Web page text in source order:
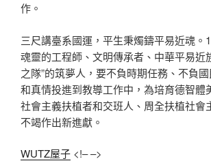
作。
三尺講臺系國運，平生秉燭鑄平易近魂。
魂靈的工程師、文明傳承者、中華平易近
之隊”的筑夢人，要不負時期任務、不負
和真情投進到教導工作中，為培育德智體
社會主義扶植者和交班人、周全扶植社會
不竭作出新進獻。
WUTZ屋子 <!– –>